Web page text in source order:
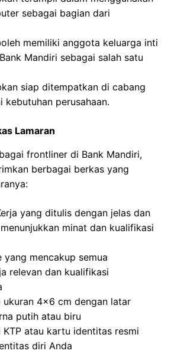
sebagai bagian dari
memiliki anggota keluarga inti
Mandiri sebagai salah satu
siap ditempatkan di cabang
kebutuhan perusahaan.
Lamaran
frontliner di Bank Mandiri,
berbagai berkas yang
yang ditulis dengan jelas dan
minat dan kualifikasi
yang mencakup semua
relevan dan kualifikasi
4×6 cm dengan latar
putih atau biru
atau kartu identitas resmi
diri Anda